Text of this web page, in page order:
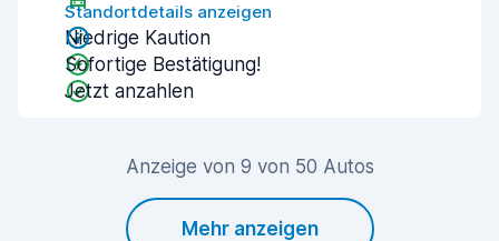
Standortdetails anzeigen
Niedrige Kaution
Sofortige Bestätigung!
Jetzt anzahlen
Anzeige von 9 von 50 Autos
Mehr anzeigen